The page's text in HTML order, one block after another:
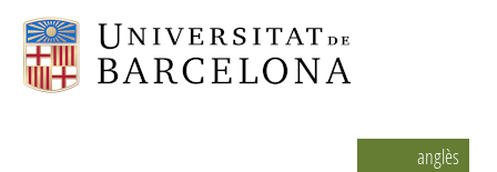
anglès